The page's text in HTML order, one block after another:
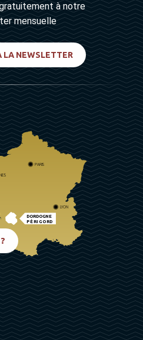
à notre
mensuelle
LA NEWSLETTER
DORDOGNE
PÉRIGORD
PARIS
LYON